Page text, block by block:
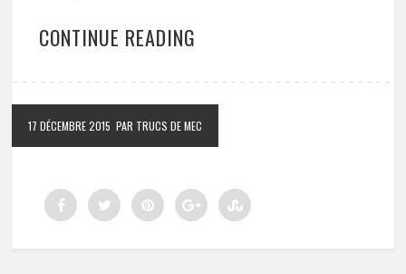
CONTINUE READING
17 DÉCEMBRE 2015 PAR TRUCS DE MEC